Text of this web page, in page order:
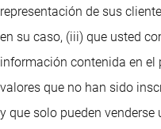
representación de sus
en su caso, (iii) que usted
información contenida en el
valores que no han sido
y que solo pueden venderse